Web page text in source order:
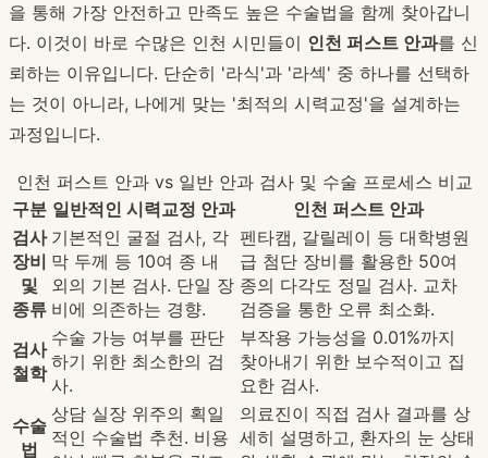
을 통해 가장 안전하고 만족도 높은 수술법을 함께 찾아갑니
다. 이것이 바로 수많은 인천 시민들이 인천 퍼스트 안과를 신
뢰하는 이유입니다. 단순히 '라식'과 '라섹' 중 하나를 선택하
는 것이 아니라, 나에게 맞는 '최적의 시력교정'을 설계하는
과정입니다.
인천 퍼스트 안과 vs 일반 안과 검사 및 수술 프로세스 비교
구분 일반적인 시력교정 안과
인천 퍼스트 안과
검사
장비
및
종류
기본적인 굴절 검사, 각
막 두께 등 10여 종 내
외의 기본 검사. 단일 장
비에 의존하는 경향.
펜타캠, 갈릴레이 등 대학병원
급 첨단 장비를 활용한 50여
종의 다각도 정밀 검사. 교차
검증을 통한 오류 최소화.
검사
철학
수술 가능 여부를 판단
하기 위한 최소한의 검
사.
부작용 가능성을 0.01%까지
찾아내기 위한 보수적이고 집
요한 검사.
수술
법
상담 실장 위주의 획일
적인 수술법 추천. 비용
의료진이 직접 검사 결과를 상
세히 설명하고, 환자의 눈 상태